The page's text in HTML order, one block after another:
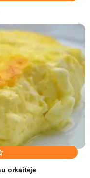
orkaitėje